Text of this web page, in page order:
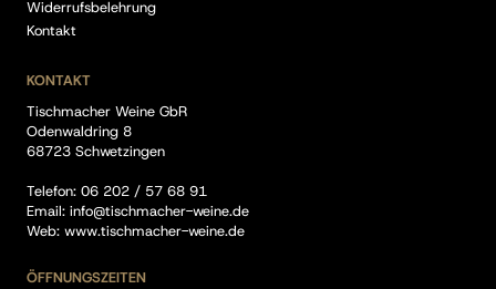
Widerrufsbelehrung
Kontakt
KONTAKT
Tischmacher Weine GbR
Odenwaldring 8
68723 Schwetzingen
Telefon: 06 202 / 57 68 91
Email: info@tischmacher-weine.de
Web: www.tischmacher-weine.de
ÖFFNUNGSZEITEN